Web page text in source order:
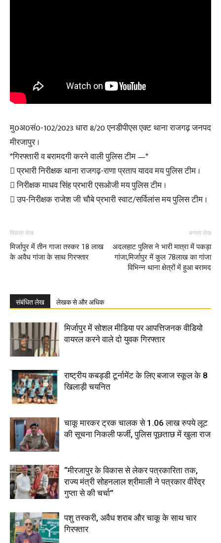
मु0अ0सं0-102/2023 धारा 8/20 एनडीपीएस एक्ट थाना राजगढ़ जनपद
मीरजापुर ।
*गिरफ्तारी व बरामदगी करने वाली पुलिस टीम —*
 प्रभारी निरीक्षक थाना राजगढ़-राणा प्रताप यादव मय पुलिस टीम ।
 निरीक्षक माधव सिंह प्रभारी एसओजी मय पुलिस टीम ।
 उप-निरीक्षक राजेश जी चौबे प्रभारी स्वाट/सर्विलांस मय पुलिस टीम ।
पिछला लेख
मिर्जापुर में तीन गाजा तस्कर 18 लाख
के अवैध गांजा के साथ गिरफ्तार
अगला लेख
अदलहाट पुलिस ने भारी मात्रा में पकड़ा
गांजा,मिर्जापुर में कुल 78लाख का गांजा
विभिन्न थाना क्षेत्रों में हुआ बरामद
संबंधित लेख लेखक से और अधिक
मिर्जापुर में सोशल मीडिया पर आपत्तिजनक वीडियो
वायरल करने वाले दो युवक गिरफ्तार
राष्ट्रीय कबड्डी टूर्नामेंट के लिए बजाज स्कूल के 8
खिलाड़ी चयनित
चाकू मारकर ट्रक चालक से 1.06 लाख रुपये लूट
की सूचना निकली फर्जी, पुलिस पूछताछ में खुला राज
“मीरजापुर के विकास से लेकर पत्रकारिता तक,
राज्य मंत्री सोहनलाल श्रीमाली ने पत्रकार वीरेंद्र
गुप्ता से की चर्चा”
पशु तस्करी, अवैध शराब और चाकू के साथ चार
गिरफ्तार